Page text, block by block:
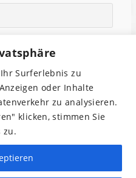
Surferlebnis zu
oder Inhalte
zu analysieren.
klicken, stimmen Sie
zu.
Du unsere